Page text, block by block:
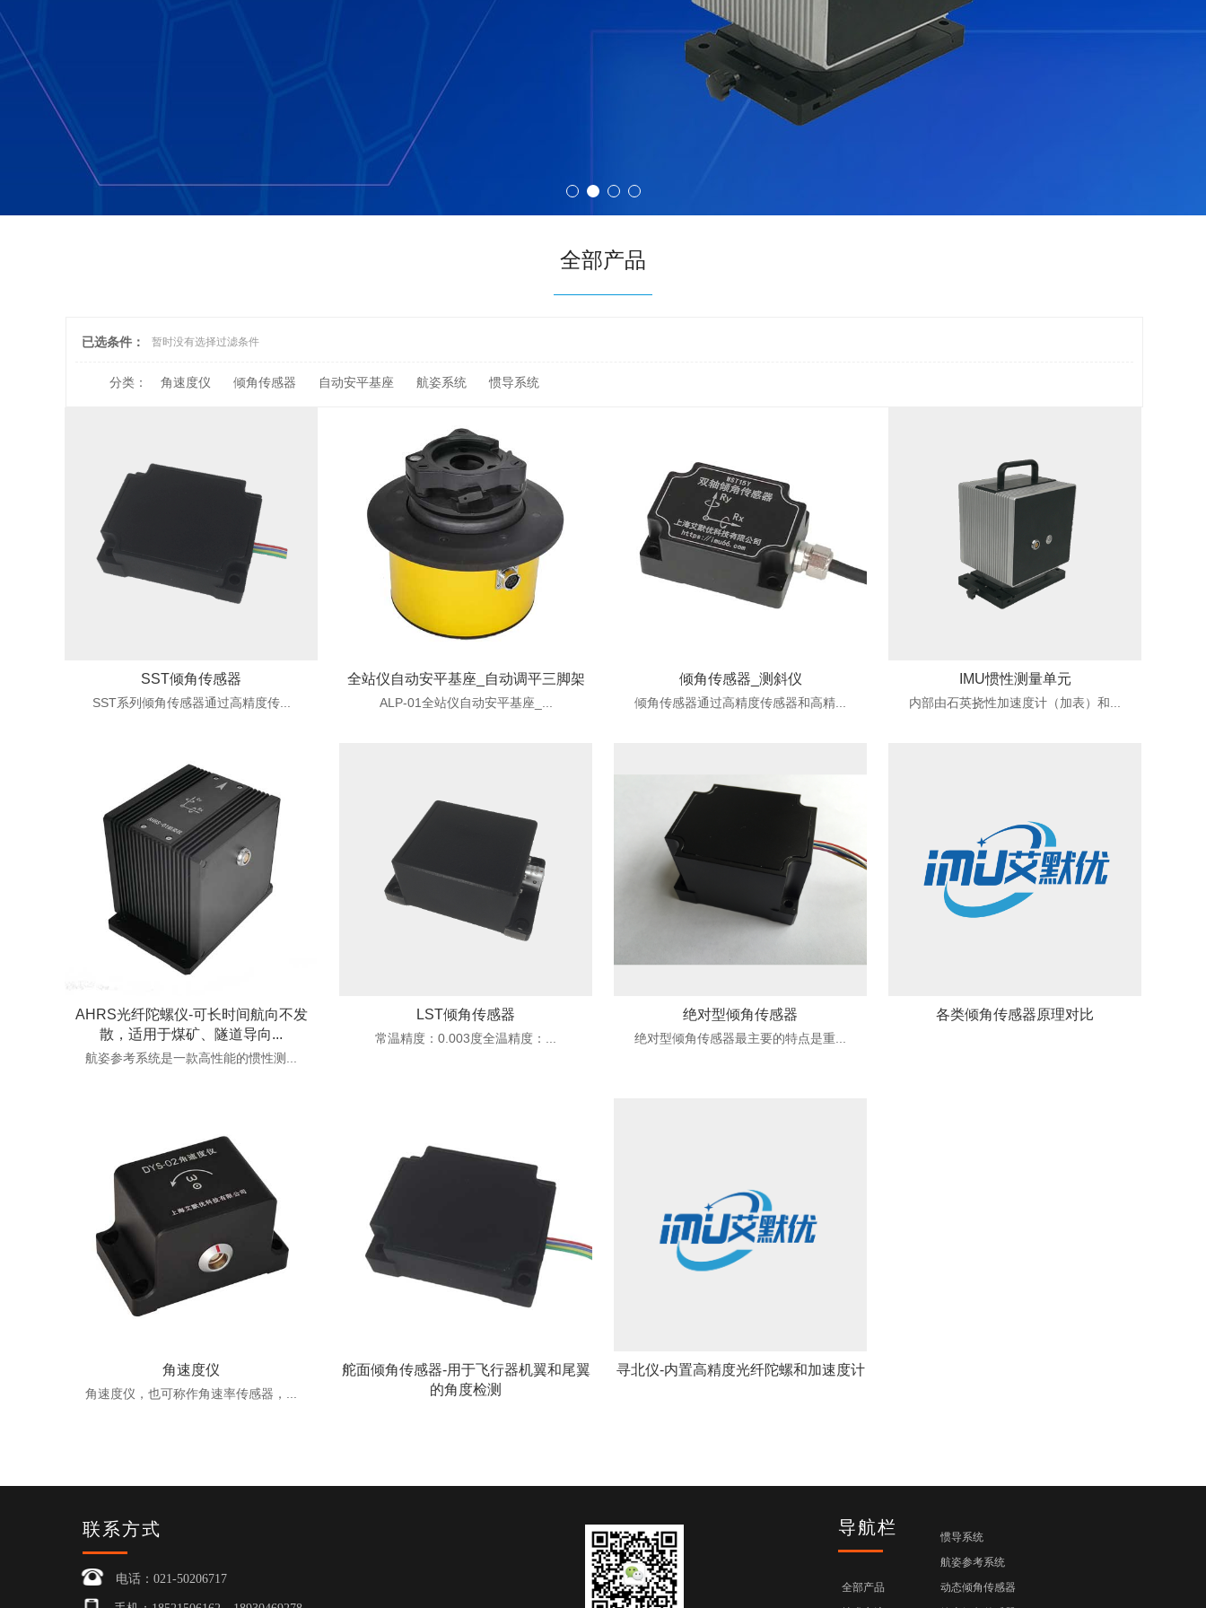
全部产品
已选条件： 暂时没有选择过滤条件
分类： 角速度仪 倾角传感器 自动安平基座 航姿系统 惯导系统
SST倾角传感器
SST系列倾角传感器通过高精度传...
全站仪自动安平基座_自动调平三脚架
ALP-01全站仪自动安平基座_...
倾角传感器_测斜仪
倾角传感器通过高精度传感器和高精...
IMU惯性测量单元
内部由石英挠性加速度计（加表）和...
AHRS光纤陀螺仪-可长时间航向不发
散，适用于煤矿、隧道导向...
航姿参考系统是一款高性能的惯性测...
LST倾角传感器
常温精度：0.003度全温精度：...
绝对型倾角传感器
绝对型倾角传感器最主要的特点是重...
各类倾角传感器原理对比
角速度仪
角速度仪，也可称作角速率传感器，...
舵面倾角传感器-用于飞行器机翼和尾翼
的角度检测
寻北仪-内置高精度光纤陀螺和加速度计
电话：021-50206717
联系方式 导航栏
全部产品
惯导系统
航姿参考系统
动态倾角传感器